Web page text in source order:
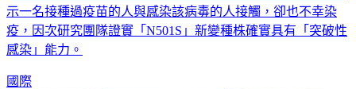
示一名接種過疫苗的人與感染該病毒的人接觸，卻也不幸染
疫，因次研究團隊證實「N501S」新變種株確實具有「突破性
感染」能力。
國際